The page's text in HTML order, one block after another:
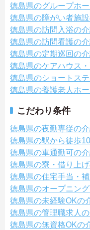
徳島県のグループホ
徳島県の障がい者施
徳島県の訪問入浴の介
徳島県の訪問看護の介
徳島県の定期巡回の介
徳島県のケアハウス
徳島県のショートス
徳島県の養護老人ホ
こだわり条件
徳島県の夜勤専従の
徳島県の駅から徒歩
徳島県の車通勤可の
徳島県の寮・借り上
徳島県の住宅手当・
徳島県のオープニン
徳島県の未経験OKの
徳島県の管理職求人
徳島県の無資格OKの